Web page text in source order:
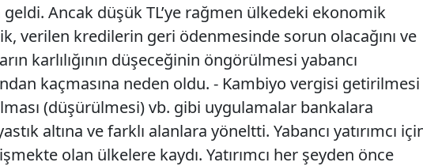
Ancak düşük TL’ye rağmen ülkedeki ekonomik
verilen kredilerin geri ödenmesinde sorun olacağını ve
karlılığının düşeceğinin öngörülmesi yabancı
kaçmasına neden oldu. - Kambiyo vergisi getirilmesi
(düşürülmesi) vb. gibi uygulamalar bankalara
altına ve farklı alanlara yöneltti. Yabancı yatırımcı
olan ülkelere kaydı. Yatırımcı her şeyden önce